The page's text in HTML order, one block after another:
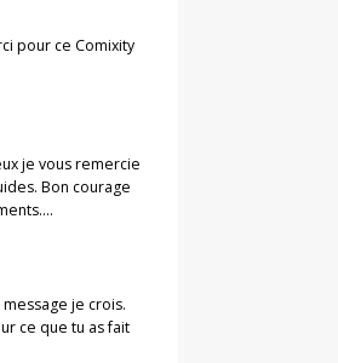
pour ce Comixity
je vous remercie
Bon courage
je crois.
ce que tu as fait